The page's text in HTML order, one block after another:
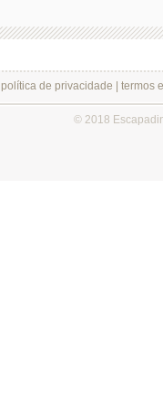
política de privacidade termos
© 2018